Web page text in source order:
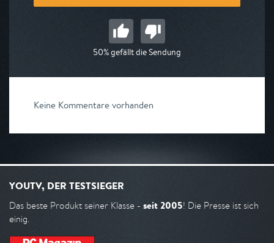
50% gefällt die Sendung
Keine Kommentare vorhanden
YOUTV, DER TESTSIEGER
Das beste Produkt seiner Klasse - seit 2005! Die Presse ist sich
einig.